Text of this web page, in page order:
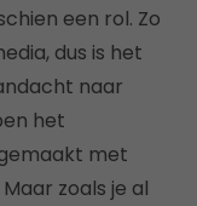
een rol. Zo
dus is het
naar
het
met
zoals je al